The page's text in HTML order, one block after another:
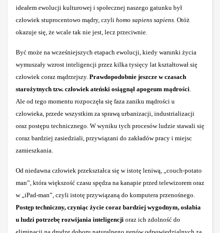
ideałem ewolucji kulturowej i społecznej naszego gatunku był
człowiek stuprocentowo mądry, czyli homo sapiens sapiens. Otóż
okazuje się, że wcale tak nie jest, lecz przeciwnie.
Być może na wcześniejszych etapach ewolucji, kiedy warunki życia
wymuszały wzrost inteligencji przez kilka tysięcy lat kształtował się
człowiek coraz mądrzejszy. Prawdopodobnie jeszcze w czasach
starożytnych tzw. człowiek ateński osiągnął apogeum mądrości
Ale od tego momentu rozpoczęła się faza zaniku mądrości u
człowieka, przede wszystkim za sprawą urbanizacji, industrializacji
oraz postępu technicznego. W wyniku tych procesów ludzie stawali się
coraz bardziej zasiedziali, przywiązani do zakładów pracy i miejsc
zamieszkania.
Od niedawna człowiek przekształca się w istotę leniwą,
„couch-potato
man”, która większość czasu spędza na kanapie przed telewizorem oraz
w „iPad-man”, czyli istotę przywiązaną do komputera przenośnego.
Postęp techniczny, czyniąc życie coraz bardziej wygodnym, osłabia
u ludzi potrzebę rozwijania inteligencji oraz ich zdolność do